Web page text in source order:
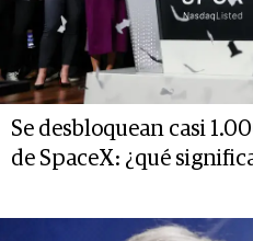
Se desbloquean casi
de SpaceX: ¿qué